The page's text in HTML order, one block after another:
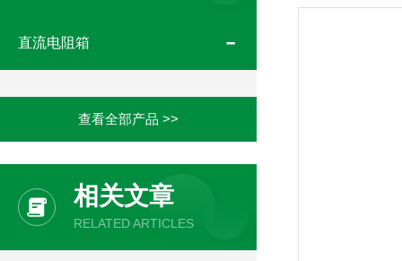
直流电阻箱
查看全部产品 >>
相关文章
RELATED ARTICLES